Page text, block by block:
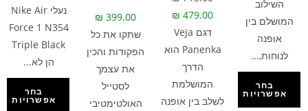
השילוב
המושלם בין
אופנה
לנוחות,...
בחר
אפשרויות
₪ 479.00
דגם Veja
Panenka הוא
הדרך
המושלמת
לשלב בין אופנה
₪ 399.00
שתקו את כל
הפקודות והכין
את עצמך
לסטייל
האולטימטיבי
נעלי Nike Air
Force 1 N354
Triple Black
הן לא...
בחר
אפשרויות